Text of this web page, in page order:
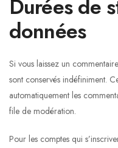
Durées de
données
Si vous laissez un
sont conservés indéfiniment.
automatiquement les
file de modération.
Pour les comptes qui